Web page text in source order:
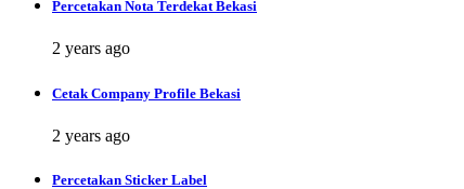
Percetakan Nota Terdekat Bekasi
2 years ago
Cetak Company Profile Bekasi
2 years ago
Percetakan Sticker Label